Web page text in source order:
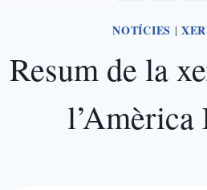
NOTÍCIES |
Resum de la